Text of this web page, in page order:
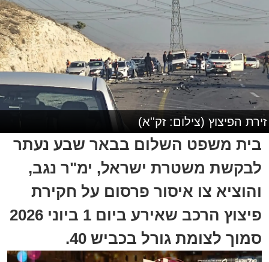
זירת הפיצוץ (צילום: זק''א)
בית משפט השלום בבאר שבע נעתר
לבקשת משטרת ישראל, ימ"ר נגב,
והוציא צו איסור פרסום על חקירת
פיצוץ הרכב שאירע ביום 1 ביוני 2026
סמוך לצומת גורל בכביש 40.